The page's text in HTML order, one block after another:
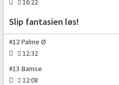
16:22
Slip fantasien løs!
#12 Palme Ø
12:32
#13 Bamse
12:08